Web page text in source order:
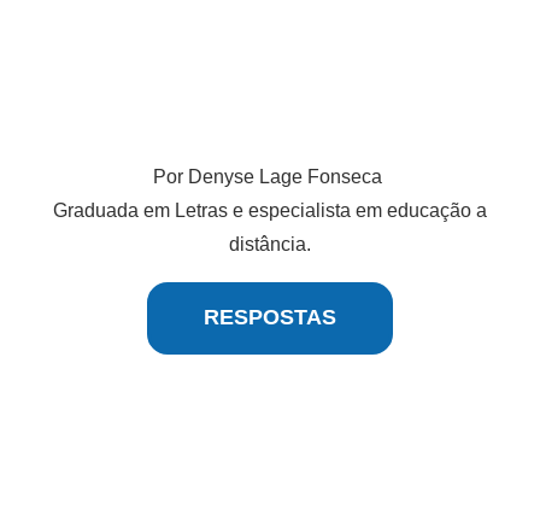
Por Denyse Lage Fonseca
Graduada em Letras e especialista em educação a
distância.
RESPOSTAS